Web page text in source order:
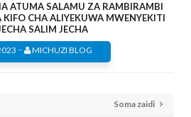
ATUMA SALAMU ZA RAMBIRAMBI
KIFO CHA ALIYEKUWA MWENYEKITI
SALIM JECHA
- MICHUZI BLOG
Soma zaidi